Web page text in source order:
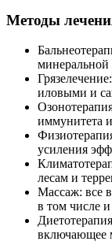
Методы
минеральной
иловыми и
иммунитета
усиления
лесам и
Массаж: все
в том числе
включающее